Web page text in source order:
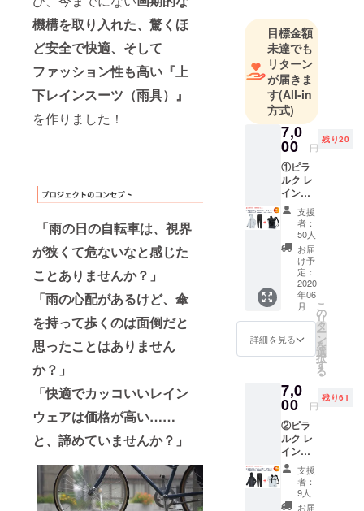
機構を取り入れた、驚くほ
ど安全で快適、そして
ファッション性も高い『上
下レインスーツ（雨具）』
を作りました！
「雨の日の自転車は、視界
が狭くて危ないなと感じた
ことありませんか？」
「雨の心配があるけど、傘
を持って歩くのは面倒だと
思ったことはありません
か？」
「快適でカッコいいレイン
ウェアは価格が高い……
と、諦めていませんか？」
まり、そこ
から現在に
いたるま
で、レイン
ウェア・
ワーキング
ウェア・
バッグ等を
自社で企画
から開発・
製造・販売
までをトー
タルに行っ
生活の中で
欠かせない
快感や、視
界が悪くな
る危険など
が避けられ
ないもので
あります
が、そうし
目標金額
未達でも
リターン
が届きま
す(All-in
方式)
7,0
00 円
残り20
①ピラ
ルク レ
イン
シェイ
カー
（ホワ
イト／
上下
セッ
ト）+
ピラル
ク 防水
バック
（ブ
ラッ
ク）
【先着
70名様
限定】
20％OF
F！
8,760
円
→
7,000円
（1,760
支援
者：
50人
お届
け予
定：
2020
年06
月
詳細を見る
こ
の
リ
タ
ー
ン
を
選
択
す
る
7,0
00 円
残り61
②ピラ
ルク レ
イン
シェイ
カー
（ブ
ラック
支援
者：
9人
お届